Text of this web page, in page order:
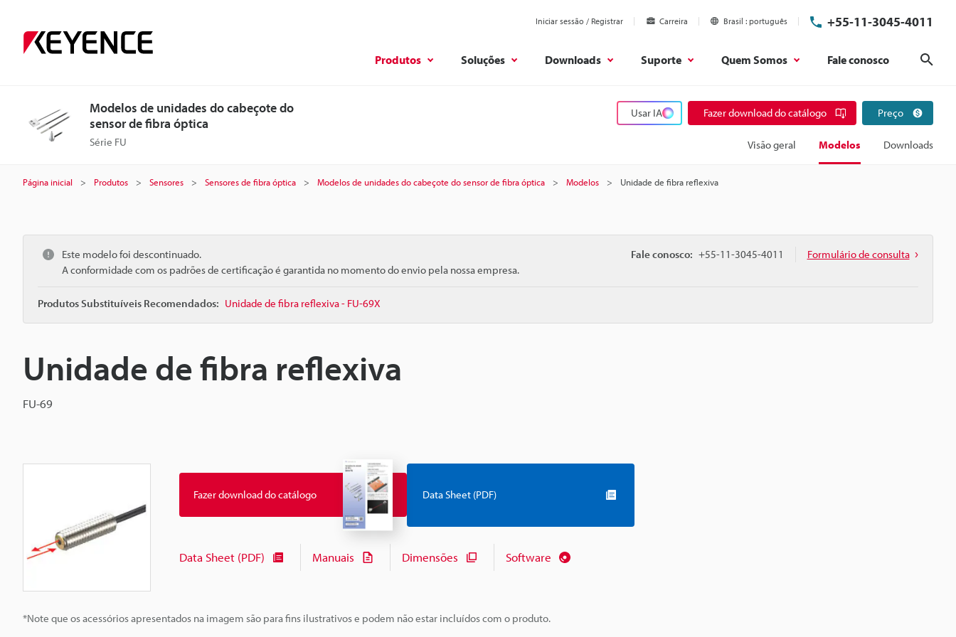
Iniciar sessão / Registrar Carreira Brasil português +55-11-3045-4011
Produtos Soluções Downloads Suporte Quem Somos Fale conosco
Modelos de unidades do cabeçote do
sensor de fibra óptica
Série FU
Usar IA Fazer download do catálogo Preço
Visão geral Modelos Downloads
Página inicial Produtos Sensores Sensores de fibra óptica Modelos de unidades do cabeçote do sensor de fibra óptica Modelos Unidade de fibra reflexiva
Este modelo foi descontinuado.
A conformidade com os padrões de certificação é garantida no momento do envio pela nossa empresa.
Produtos Substituíveis Recomendados: Unidade de fibra reflexiva - FU-69X
Fale conosco: +55-11-3045-4011 Formulário de consulta
Unidade de fibra reflexiva
FU-69
*Note que os acessórios apresentados na imagem são para fins ilustrativos e podem não estar incluídos com o produto.
Fazer download do catálogo Data Sheet (PDF)
Data Sheet (PDF) Manuais Dimensões Software